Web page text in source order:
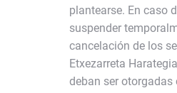
plantearse. En caso
suspender
cancelación de los
Etxezarreta
deban ser otorgadas